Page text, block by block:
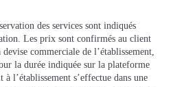
des services sont indiqués
Les prix sont confirmés au client
commerciale de l’établissement,
la durée indiquée sur la plateforme
l’établissement s’effectue dans une